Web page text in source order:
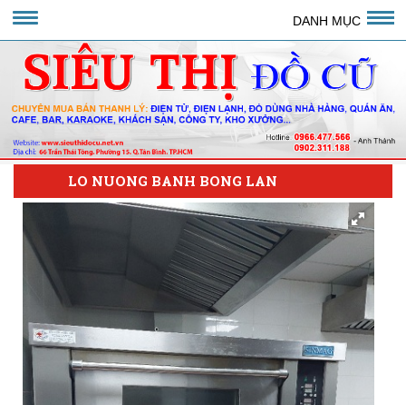
DANH MỤC
LO NUONG BANH BONG LAN